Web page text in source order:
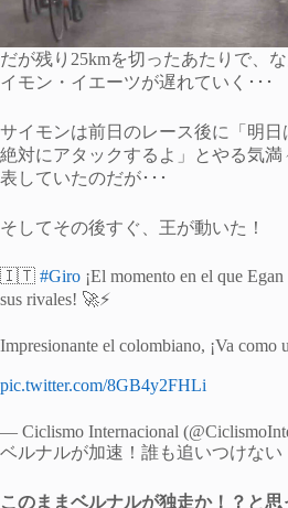
だが残り25kmを切ったあたりで、
イモン・イエーツが遅れていく･･･
サイモンは前日のレース後に「明
絶対にアタックするよ」とやる気満
表していたのだが･･･
そしてその後すぐ、王が動いた！
🇮🇹 #Giro ¡El momento en el que
sus rivales! 🚀⚡️
Impresionante el colombiano, ¡Va como
pic.twitter.com/8GB4y2FHLi
— Ciclismo Internacional
ベルナルが加速！誰も追いつけない
このままベルナルが独走か！？と